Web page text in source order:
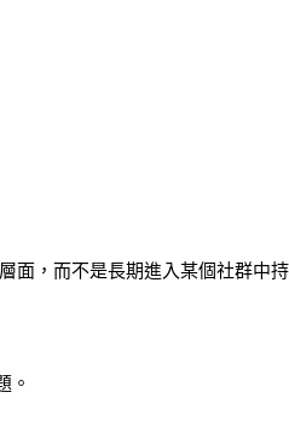
面，而不是長期進入某個社群中
。